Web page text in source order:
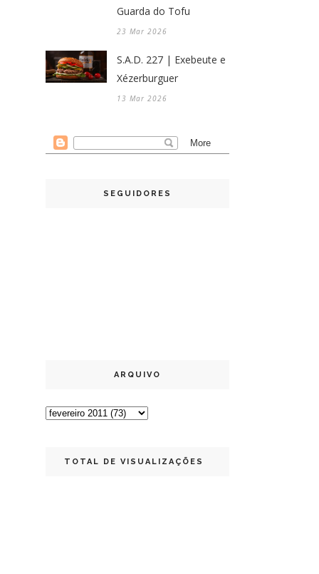
Guarda do Tofu
23 Mar 2026
S.A.D. 227 | Exebeute e
Xézerburguer
13 Mar 2026
SEGUIDORES
ARQUIVO
TOTAL DE VISUALIZAÇÕES